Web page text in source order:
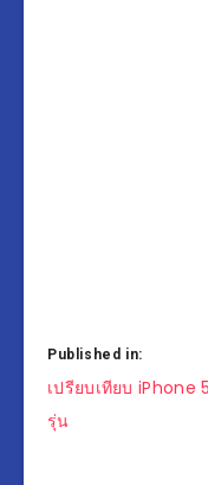
Published in:
แนะแนว
เรื่อง
เปรียบเทียบ iPhone
รุ่น